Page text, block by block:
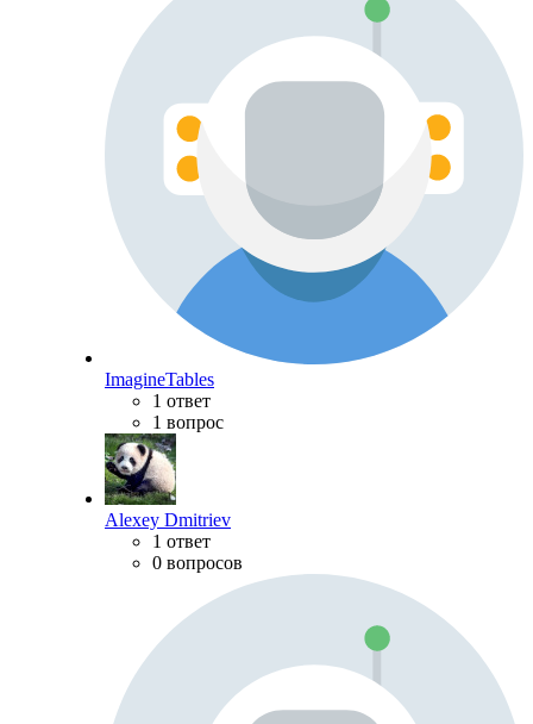
ImagineTables
1 ответ
1 вопрос
Alexey Dmitriev
1 ответ
0 вопросов